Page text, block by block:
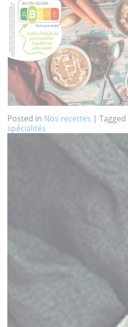
Posted in Nos recettes | Tagged
spécialités